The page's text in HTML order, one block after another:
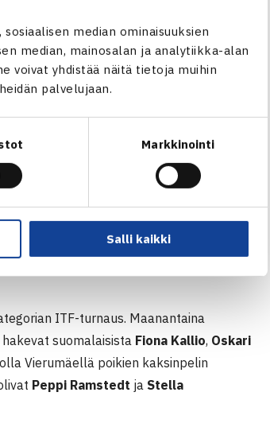
median ominaisuuksien
median, mainosalan ja analytiikka-alan
voivat yhdistää näitä tietoja muihin
palvelujaan.
Markkinointi
Salli kaikki
ITF-turnaus. Maanantaina
suomalaisista Fiona Kallio, Oskari
Vierumäellä poikien kaksinpelin
Peppi Ramstedt ja Stella